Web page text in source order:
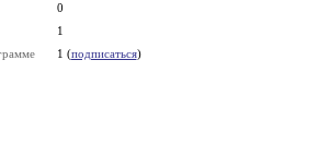
0
1
1 (подписаться)